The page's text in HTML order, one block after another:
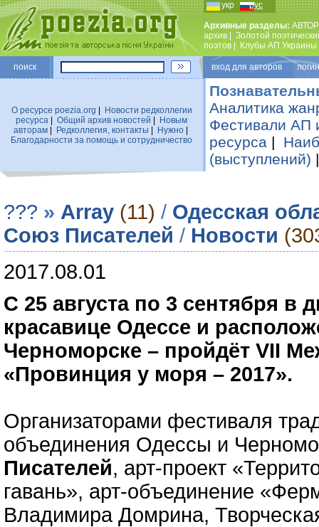
укр рус
Архивные разделы:
архив
Золотой
поэтов
Клубы АП Украины
поиск вход для авторов
О ресурсе poezia.org
Новости редколлегии
ресурса
Общий архив новостей
Новым
авторам| Редколлегия, контакты Нужно|
Благодарности за помощь и сотрудничество
Аналитика
Фестивали АП
ресурса |
(выступлений)
??? » Array (11) / Одесская
Союз Писателей / Новости
2017.08.01
С 25 августа по 3 сентября в
красавице Одессе и
Черноморске – пройдёт VII
«Провинция у моря – 2017».
Организаторами фестиваля
объединения Одессы и
Писателей, арт-проект
гавань», арт-объединение
Владимира Домрина,